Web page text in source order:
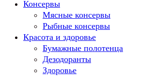
Консервы
Мясные консервы
Рыбные консервы
Красота и здоровье
Бумажные полотенца
Дезодоранты
Здоровье